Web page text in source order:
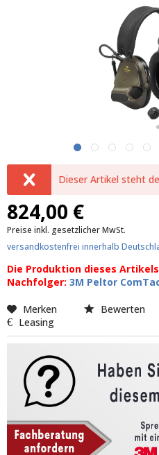
Dieser Artikel steht
824,00 €
Preise inkl. gesetzlicher MwSt.
versandkostenfrei innerhalb
Die Produktion dieses
Nachfolger: 3M Peltor
Merken Bewerten
Leasing